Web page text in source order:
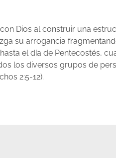
Dios al construir una
su arrogancia
el día de Pentecostés,
los diversos grupos de
2:5-12).